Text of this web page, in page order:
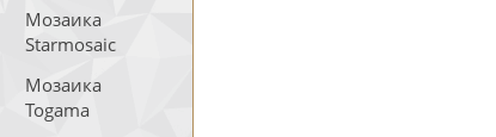
Мозаика
Starmosaic
Мозаика
Togama